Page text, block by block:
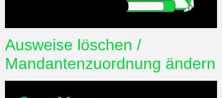
Ausweise löschen /
Mandantenzuordnung ändern